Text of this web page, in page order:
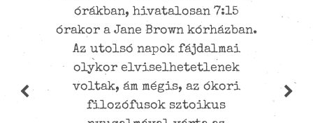
órákban, hivatalosan 7:15
órakor a Jane Brown kórházban.
Az utolsó napok fájdalmai
olykor elviselhetetlenek
voltak, ám mégis, az ókori
filozófusok sztoikus
Horrortól, amely a nevéből
kitűnően a Lovecrafton túli
horrorvilággal is
foglalkozik. Némi
adminisztratív késedelmet
követően (my bad…) január 16-